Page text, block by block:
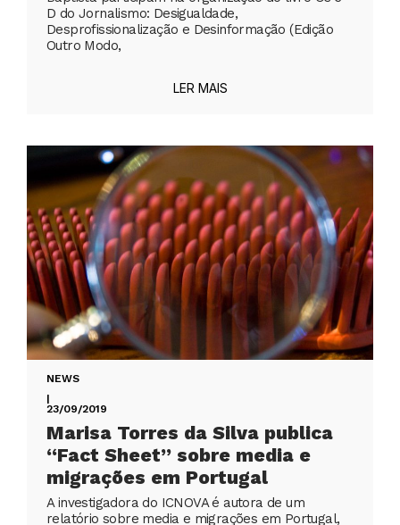
D do Jornalismo: Desigualdade,
Desprofissionalização e Desinformação (Edição
Outro Modo,
LER MAIS
NEWS
|
23/09/2019
Marisa Torres da Silva publica
“Fact Sheet” sobre media e
migrações em Portugal
A investigadora do ICNOVA é autora de um
relatório sobre media e migrações em Portugal,